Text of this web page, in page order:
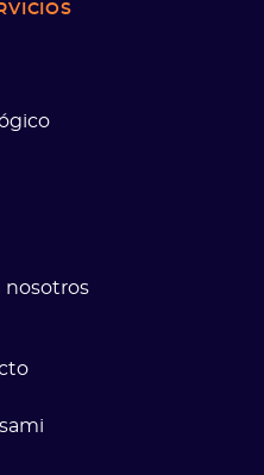
nosotros